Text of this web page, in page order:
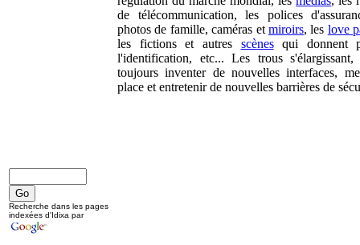
de télécommunication, les polices
photos de famille, caméras et miroirs, les love
les fictions et autres scènesqui donnent
l'identification, etc... Les trous
toujours inventer de nouvelles interfaces,
place et entretenir de nouvelles barrières de
Recherche dans les pages
indexées d'Idixa par